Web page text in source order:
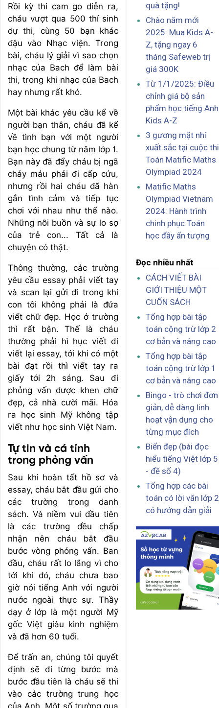
Rồi kỳ thi cam go diễn ra,
cháu vượt qua 500 thí sinh
dự thi, cùng 50 bạn khác
đậu vào Nhạc viện. Trong
bài, cháu lý giải vì sao chọn
nhạc của Bach để làm bài
thi, trong khi nhạc của Bach
hay nhưng rất khó.
Một bài khác yêu cầu kể về
người bạn thân, cháu đã kể
về tình bạn với một người
bạn học chung từ năm lớp 1.
Bạn này đã đẩy cháu bị ngã
chảy máu phải đi cấp cứu,
nhưng rồi hai cháu đã hàn
gắn tình cảm và tiếp tục
chơi với nhau như thế nào.
Những nỗi buồn và sự lo sợ
của trẻ con... Tất cả là
chuyện có thật.
Thông thường, các trường
yêu cầu essay phải viết tay
và scan lại gửi đi trong khi
con tôi không phải là đứa
viết chữ đẹp. Học ở trường
thì rất bận. Thế là cháu
thường phải hì hục viết đi
viết lại essay, tới khi có một
bài đạt rồi thì viết tay ra
giấy tới 2h sáng. Sau đi
phỏng vấn được khen chữ
đẹp, cả nhà cười mãi. Hóa
ra học sinh Mỹ không tập
viết như học sinh Việt Nam.
Tự tin và cá tính
trong phỏng vấn
Sau khi hoàn tất hồ sơ và
essay, cháu bắt đầu gửi cho
các trường trong danh
sách. Và niềm vui đầu tiên
là các trường đều chấp
nhận nên cháu bắt đầu
bước vòng phỏng vấn. Ban
đầu, cháu rất lo lắng vì cho
tới khi đó, cháu chưa bao
giờ nói tiếng Anh với người
nước ngoài thực sự. Thầy
dạy ở lớp là một người Mỹ
gốc Việt giàu kinh nghiệm
và đã hơn 60 tuổi.
Để trấn an, chúng tôi quyết
định sẽ đi từng bước mà
bước đầu tiên là cháu sẽ thi
vào các trường trung học
của Anh. Một số trường qua
quà tặng!
Chào năm mới
2025: Mua Kids A-
Z, tặng ngay 6
tháng Safeweb trị
giá 300K
Từ 1/1/2025: Điều
chỉnh giá bộ sản
phẩm học tiếng Anh
Kids A-Z
3 gương mặt nhí
xuất sắc tại cuộc thi
Toán Matific Maths
Olympiad 2024
Matific Maths
Olympiad Vietnam
2024: Hành trình
chinh phục Toán
học đầy ấn tượng
Đọc nhiều nhất
CÁCH VIẾT BÀI
GIỚI THIỆU MỘT
CUỐN SÁCH
Tổng hợp bài tập
toán cộng trừ lớp 2
cơ bản và nâng cao
Tổng hợp bài tập
toán cộng trừ lớp 1
cơ bản và nâng cao
Bingo - trò chơi đơn
giản, dễ dàng linh
hoạt vận dụng cho
từng mục đích
Biển đẹp (bài đọc
hiểu tiếng Việt lớp 5
- đề số 4)
Tổng hợp các bài
toán có lời văn lớp 2
có hướng dẫn giải